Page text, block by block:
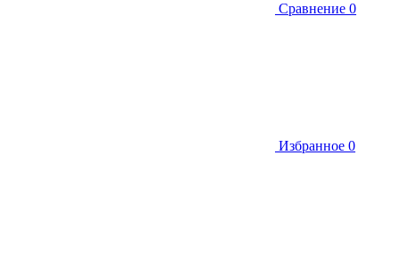
Сравнение 0
Избранное 0